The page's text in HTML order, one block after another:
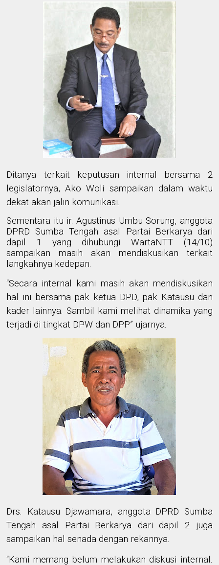
Ditanya terkait keputusan internal bersama 2
legislatornya, Ako Woli sampaikan dalam waktu
dekat akan jalin komunikasi.
Sementara itu ir. Agustinus Umbu Sorung, anggota
DPRD Sumba Tengah asal Partai Berkarya dari
dapil 1 yang dihubungi WartaNTT (14/10)
sampaikan masih akan mendiskusikan terkait
langkahnya kedepan.
“Secara internal kami masih akan mendiskusikan
hal ini bersama pak ketua DPD, pak Katausu dan
kader lainnya. Sambil kami melihat dinamika yang
terjadi di tingkat DPW dan DPP” ujarnya.
Drs. Katausu Djawamara, anggota DPRD Sumba
Tengah asal Partai Berkarya dari dapil 2 juga
sampaikan hal senada dengan rekannya.
“Kami memang belum melakukan diskusi internal.